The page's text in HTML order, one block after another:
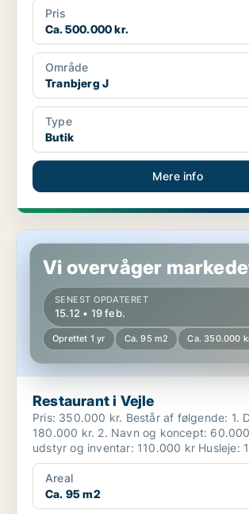
Pris
Ca. 500.000 kr.
Område
Tranbjerg J
Type
Butik
Mere info
Restaurant i Vejle
Vi overvåger
SENEST OPDATERET
15.12 • 19 feb.
Oprettet 1 yr Ca. 95 m2 Ca. 350.000
Restaurant i Vejle
Pris: 350.000 kr. Består af følgende: 1.
180.000 kr. 2. Navn og koncept:
udstyr og inventar:
Areal
Ca. 95 m2